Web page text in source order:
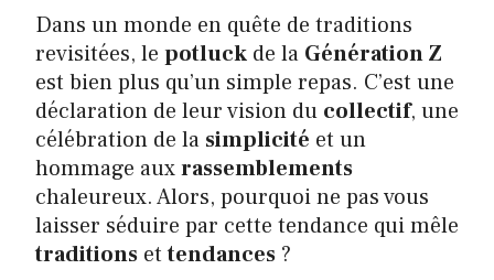
Dans un monde en quête de traditions
revisitées, le potluck de la Génération Z
est bien plus qu’un simple repas. C’est une
déclaration de leur vision du collectif, une
célébration de la simplicité et un
hommage auxrassemblements
chaleureux. Alors, pourquoi ne pas vous
laisser séduire par cette tendance qui mêle
traditions ettendances ?